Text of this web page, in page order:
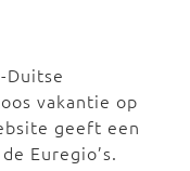
Duitse
vakantie op
geeft een
Euregio’s.